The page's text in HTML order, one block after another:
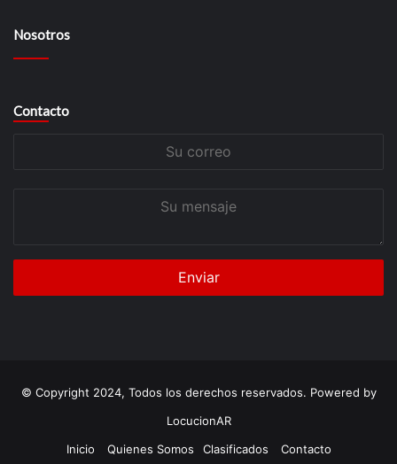
Nosotros
Contacto
© Copyright 2024, Todos los derechos reservados. Powered by
LocucionAR
Inicio
Quienes Somos Clasificados Contacto